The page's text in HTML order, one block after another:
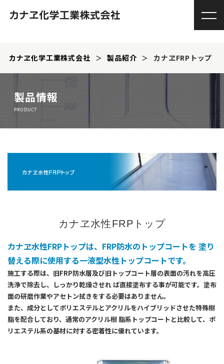
カナヱ化学工業株式会社 製品紹介 カナヱFRPトップ
製品情報
PRODUCT
カナヱ水性FRPトップ
カナヱ水性FRPトップは、FRP防水のトップコートを 塗り
替える際に使用する一液型水性トップコートです。
施工する際は、旧FRP防水層及び旧トップコート層の表面の汚れを高圧
洗浄で除去し、しっかり乾燥させれ ば直接塗布する事が可能です。塗布
面の研磨作業やアセトン拭きをする必要はありません。
また、成分としてポリエステルとアクリルをハイブリッドさせた特殊樹
脂を配合しており、通常のアクリル樹 脂系トップコートと比較して、ポ
リエステル系の基材に対する密着性に優れています。